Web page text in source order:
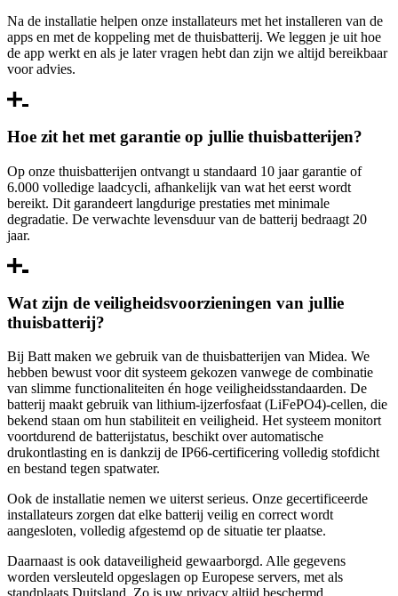
Na de installatie helpen onze installateurs met het installeren van de
apps en met de koppeling met de thuisbatterij. We leggen je uit hoe
de app werkt en als je later vragen hebt dan zijn we altijd bereikbaar
voor advies.
Hoe zit het met garantie op jullie thuisbatterijen?
Op onze thuisbatterijen ontvangt u standaard 10 jaar garantie of
6.000 volledige laadcycli, afhankelijk van wat het eerst wordt
bereikt. Dit garandeert langdurige prestaties met minimale
degradatie. De verwachte levensduur van de batterij bedraagt 20
jaar.
Wat zijn de veiligheidsvoorzieningen van jullie
thuisbatterij?
Bij Batt maken we gebruik van de thuisbatterijen van Midea. We
hebben bewust voor dit systeem gekozen vanwege de combinatie
van slimme functionaliteiten én hoge veiligheidsstandaarden. De
batterij maakt gebruik van lithium-ijzerfosfaat (LiFePO4)-cellen, die
bekend staan om hun stabiliteit en veiligheid. Het systeem monitort
voortdurend de batterijstatus, beschikt over automatische
drukontlasting en is dankzij de IP66-certificering volledig stofdicht
en bestand tegen spatwater.
Ook de installatie nemen we uiterst serieus. Onze gecertificeerde
installateurs zorgen dat elke batterij veilig en correct wordt
aangesloten, volledig afgestemd op de situatie ter plaatse.
Daarnaast is ook dataveiligheid gewaarborgd. Alle gegevens
worden versleuteld opgeslagen op Europese servers, met als